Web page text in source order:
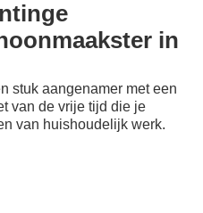
in
stuk aangenamer met een
van de vrije tijd die je
van huishoudelijk werk.